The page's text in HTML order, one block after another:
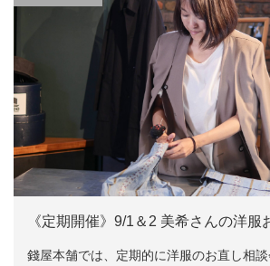
《定期開催》9/1＆2 美希さんの洋服
錢屋本舗では、定期的に洋服のお直し相